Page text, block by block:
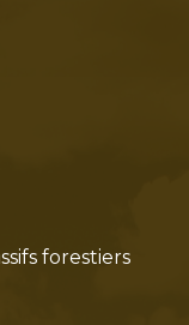
forestiers